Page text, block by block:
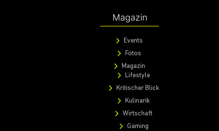
Magazin
Events
Fotos
Magazin
Lifestyle
Kritischer Blick
Kulinarik
Wirtschaft
Gaming